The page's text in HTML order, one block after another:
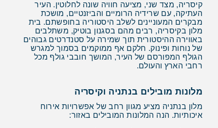
קיסריה, מצד שני, מציעה חוויה שונה לחלוטין. העיר
העתיקה, עם שרידיה הרומיים והביזנטיים, מושכת
מבקרים המעוניינים לשלב היסטוריה בחופשתם. בית
מלון בקיסריה, רבים מהם בסגנון בוטיק, משתלבים
באווירה ההיסטורית תוך שמירה על סטנדרטים גבוהים
של נוחות ופינוק. חלקם אף ממוקמים בסמוך למגרש
הגולף המפורסם של העיר, המושך חובבי גולף מכל
רחבי הארץ והעולם.
מלונות מובילים בנתניה וקיסריה
מלון בנתניה מציע מגוון רחב של אפשרויות אירוח
איכותיות. הנה המלונות המובילים באזור: